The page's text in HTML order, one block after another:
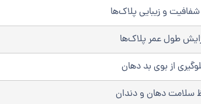
و زیبایی پلاک‌ها
طول عمر پلاک‌ها
از بوی بد دهان
سلامت دهان و دندان